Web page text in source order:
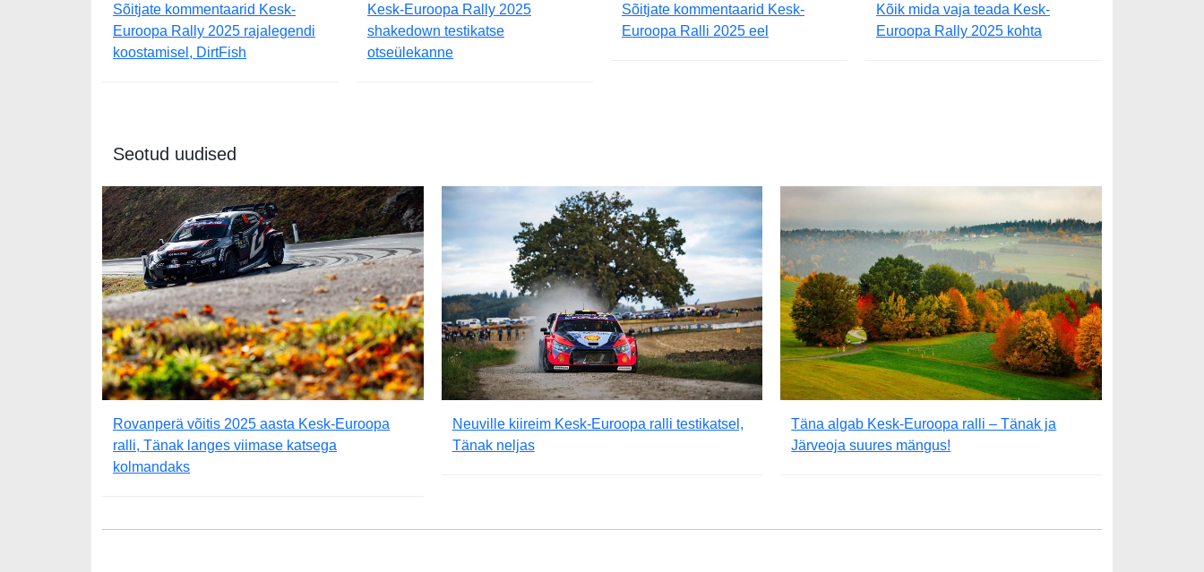
Sõitjate kommentaarid Kesk-
Euroopa Rally 2025 rajalegendi
koostamisel, DirtFish
Kesk-Euroopa Rally 2025
shakedown testikatse
otseülekanne
Sõitjate kommentaarid Kesk-
Euroopa Ralli 2025 eel
Kõik mida vaja teada Kesk-
Euroopa Rally 2025 kohta
Seotud uudised
Rovanperä võitis 2025 aasta Kesk-Euroopa
ralli, Tänak langes viimase katsega
kolmandaks
Neuville kiireim Kesk-Euroopa ralli testikatsel,
Tänak neljas
Täna algab Kesk-Euroopa ralli – Tänak ja
Järveoja suures mängus!